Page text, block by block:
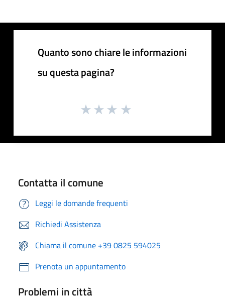
Quanto sono chiare le informazioni
su questa pagina?
Contatta il comune
Leggi le domande frequenti
Richiedi Assistenza
Chiama il comune +39 0825 594025
Prenota un appuntamento
Problemi in città